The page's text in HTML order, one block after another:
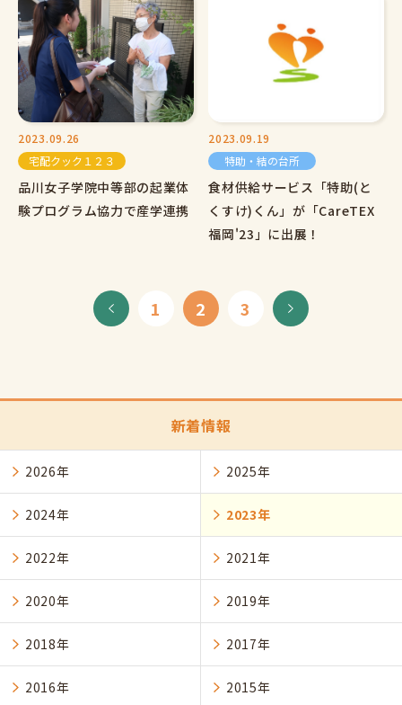
2023.09.26
宅配クック１２３
品川女子学院中等部の起業体
験プログラム協力で産学連携
2023.09.19
特助・結の台所
食材供給サービス「特助(と
くすけ)くん」が「CareTEX
福岡'23」に出展！
1 2 3
新着情報
2026年 2025年
2024年 2023年
2022年 2021年
2020年 2019年
2018年 2017年
2016年 2015年